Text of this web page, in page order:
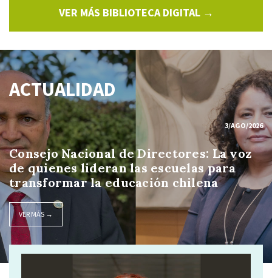
VER MÁS BIBLIOTECA DIGITAL →
ACTUALIDAD
3/AGO/2026
Consejo Nacional de Directores: La voz
de quienes lideran las escuelas para
transformar la educación chilena
VER MÁS →